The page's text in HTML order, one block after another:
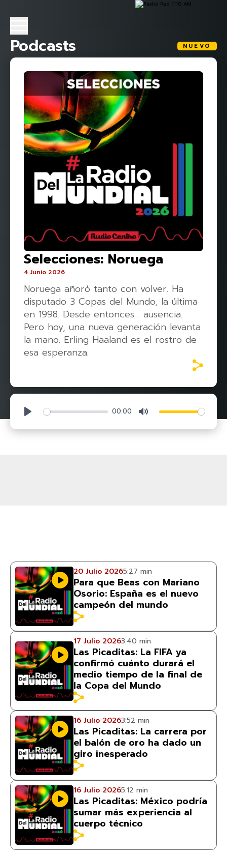
Podcasts NUEVO
Selecciones: Noruega
4 Junio 2026
Noruega añoró tanto con volver. Ha
disputado 3 Copas del Mundo, la última
en 1998. Desde entonces… ausencia.
Pero hoy, una nueva generación levanta
la mano. Erling Haaland es el rostro de
esa esperanza.
Play 00:00 Mute
20 Julio 20265:27 min
Para que Beas con Mariano
Osorio: España es el nuevo
campeón del mundo
17 Julio 20263:40 min
Las Picaditas: La FIFA ya
confirmó cuánto durará el
medio tiempo de la final de
la Copa del Mundo
16 Julio 20263:52 min
Las Picaditas: La carrera por
el balón de oro ha dado un
giro inesperado
16 Julio 20265:12 min
Las Picaditas: México podría
sumar más experiencia al
cuerpo técnico